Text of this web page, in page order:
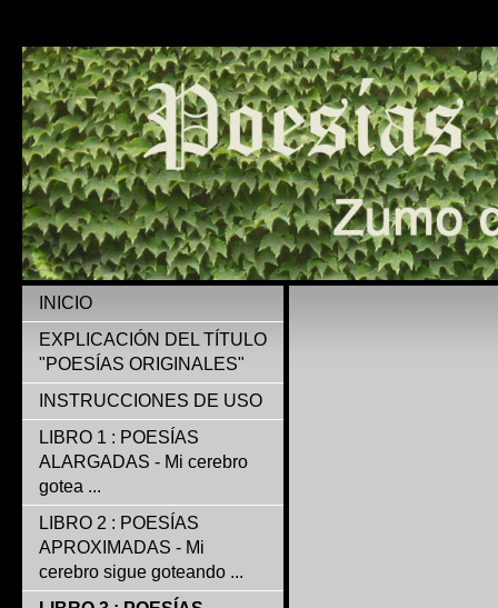
INICIO
EXPLICACIÓN DEL TÍTULO
"POESÍAS ORIGINALES"
INSTRUCCIONES DE USO
LIBRO 1 : POESÍAS
ALARGADAS - Mi cerebro
gotea ...
LIBRO 2 : POESÍAS
APROXIMADAS - Mi
cerebro sigue goteando ...